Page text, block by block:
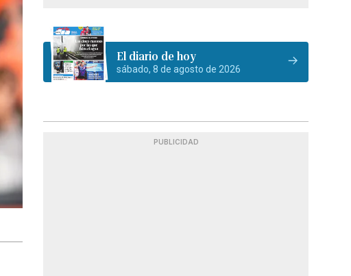
El diario de hoy
sábado, 8 de agosto de 2026
PUBLICIDAD